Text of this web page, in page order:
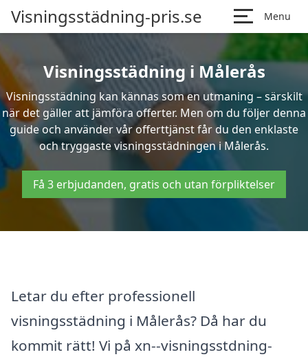
Visningsstädning-pris.se Menu
Visningsstädning i Målerås
Visningsstädning kan kännas som en utmaning – särskilt
när det gäller att jämföra offerter. Men om du följer denna
guide och använder vår offerttjänst får du den enklaste
och tryggaste visningsstädningen i Målerås.
Få 3 erbjudanden, gratis och utan förpliktelser
Letar du efter professionell
visningsstädning i Målerås? Då har du
kommit rätt! Vi på xn--visningsstdning-